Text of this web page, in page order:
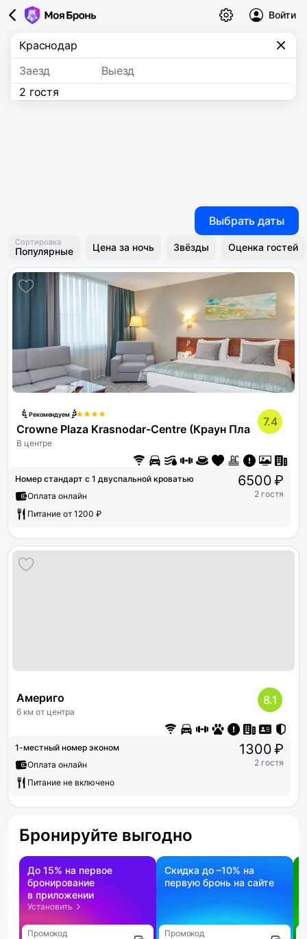
Заезд
Выезд
2 гостя
Войти
Выбрать даты
Сортировка
Популярные Цена за ночь Звёзды Оценка гостей
Рекомендуем
Crowne Plaza Krasnodar-Centre (Краун Плаза
В центре
7.4
Номер стандарт с 1 двуспальной кроватью
Оплата онлайн
Питание от 1200 ₽
6500 ₽
2 гостя
Америго
6 км от центра
8.1
1-местный номер эконом
Оплата онлайн
Питание не включено
1300 ₽
2 гостя
Бронируйте выгодно
До 15% на первое
бронирование
в приложении
Установить
Промокод
Скидка до –10% на
первую бронь на сайте
Промокод